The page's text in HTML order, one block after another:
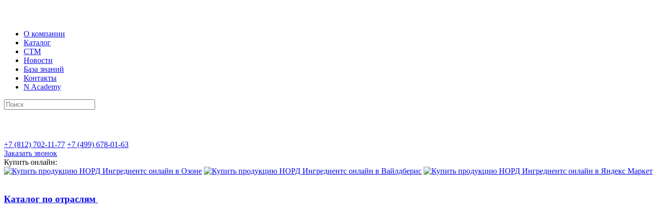
О компании
Каталог
СТМ
Новости
База знаний
Контакты
N Academy
+7 (812) 702-11-77 +7 (499) 678-01-63
Заказать звонок
Купить онлайн:
Каталог по отраслям